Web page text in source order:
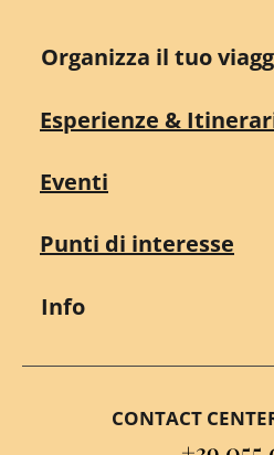
Organizza il tuo
Esperienze &
Eventi
Punti di interesse
Info
CONTACT